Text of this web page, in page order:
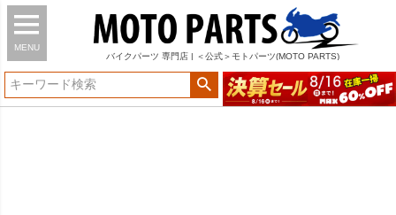
MENU
バイク パーツ 専門店 | ＜公式＞モトパーツ(MOTO PARTS)